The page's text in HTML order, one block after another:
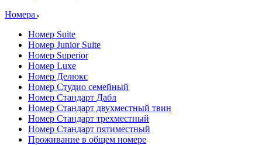
Номера
Номер Suite
Номер Junior Suite
Номер Superior
Номер Luxe
Номер Делюкс
Номер Студио семейный
Номер Стандарт Дабл
Номер Стандарт двухместный твин
Номер Стандарт трехместный
Номер Стандарт пятиместный
Проживание в общем номере